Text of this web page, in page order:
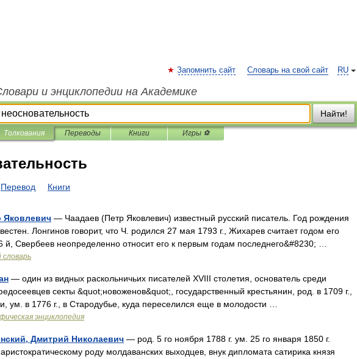
RU
Запомнить сайт Словарь на свой сайт
и энциклопедии на Академике
Найти!
Толкования Переводы Книги Игры ⚽
Перевод Книги
Яковлевич — Чаадаев (Петр Яковлевич) известный русский писатель. Год рождения
Лонгинов говорит, что Ч. родился 27 мая 1793 г., Жихарев считает годом его
й, Свербеев неопределенно относит его к первым годам последнего&#8230; …
словарь
— один из видных раскольничьих писателей XVIII столетия, основатель среди
секты &quot;новоженов&quot;, государственный крестьянин, род. в 1709 г.,
ум. в 1776 г., в Стародубье, куда переселился еще в молодости …
энциклопедия
Дмитрий Николаевич — род. 5 го ноября 1788 г. ум. 25 го января 1850 г.
роду молдаванских выходцев, внук дипломата сатирика князя